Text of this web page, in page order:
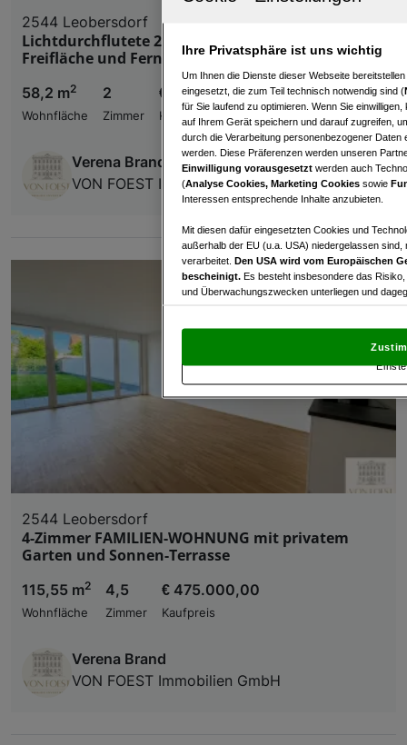
2544 Leobersdorf
Lichtdurchflutete 2-Zimmer-Wohnung mit
Freifläche und Fernblick
58,2 m2
Wohnfläche
2
Zimmer
€ 239.000,00
Kaufpreis
Verena Brand
VON FOEST Immobilien GmbH
2544 Leobersdorf
4-Zimmer FAMILIEN-WOHNUNG mit privatem
Garten und Sonnen-Terrasse
115,55 m2
Wohnfläche
4,5
Zimmer
€ 475.000,00
Kaufpreis
Verena Brand
VON FOEST Immobilien GmbH
Ihre Privatsphäre ist uns wichtig
Um Ihnen die Dienste dieser Webseite
eingesetzt, die zum Teil technisch notwendig sind (
für Sie laufend zu optimieren. Wenn Sie
auf Ihrem Gerät speichern und darauf zugreifen,
durch die Verarbeitung personenbezogener
werden. Diese Präferenzen werden unseren
Einwilligung vorausgesetzt werden auch
(Analyse Cookies, Marketing Cookies sowie
Interessen entsprechende Inhalte anzubieten.
Mit diesen dafür eingesetzten Cookies und
außerhalb der EU (u.a. USA) niedergelassen
verarbeitet. Den USA wird vom Europäischen
bescheinigt. Es besteht insbesondere das
und Überwachungszwecken unterliegen und
und Widerspruch gegen die Verarbeitung auf der
„Cookie Einstellungen“, die sich auf jeder Seite
Wir und unsere Partner
Zugriff auf Informationen auf einem Endgerät.
und der Performance von Inhalten,